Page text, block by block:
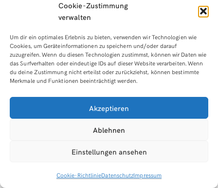
Cookie-Zustimmung
verwalten
Um dir ein optimales Erlebnis zu bieten, verwenden wir Technologien wie
Cookies, um Geräteinformationen zu speichern und/oder darauf
zuzugreifen. Wenn du diesen Technologien zustimmst, können wir Daten wie
das Surfverhalten oder eindeutige IDs auf dieser Website verarbeiten. Wenn
du deine Zustimmung nicht erteilst oder zurückziehst, können bestimmte
Merkmale und Funktionen beeinträchtigt werden.
Akzeptieren
Ablehnen
Einstellungen ansehen
Cookie-RichtlinieDatenschutzImpressum
WooCommerce
Onlineshop
Themeauswahl
JUNI 15, 2018 GEDANKEN
Kurses. Ein WordPress Theme auszuwählen ist keine